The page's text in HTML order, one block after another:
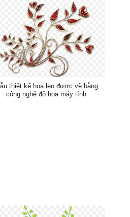
thiết kế hoa leo được vẽ bằng
công nghệ đồ họa máy tính